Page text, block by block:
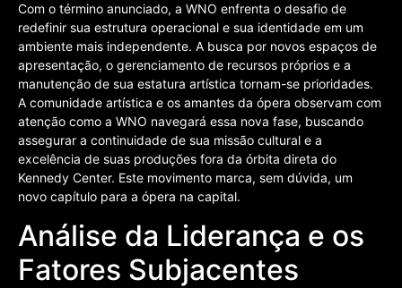
Com o término anunciado, a WNO enfrenta o desafio de
redefinir sua estrutura operacional e sua identidade em um
ambiente mais independente. A busca por novos espaços de
apresentação, o gerenciamento de recursos próprios e a
manutenção de sua estatura artística tornam-se prioridades.
A comunidade artística e os amantes da ópera observam com
atenção como a WNO navegará essa nova fase, buscando
assegurar a continuidade de sua missão cultural e a
excelência de suas produções fora da órbita direta do
Kennedy Center. Este movimento marca, sem dúvida, um
novo capítulo para a ópera na capital.
Análise da Liderança e os
Fatores Subjacentes